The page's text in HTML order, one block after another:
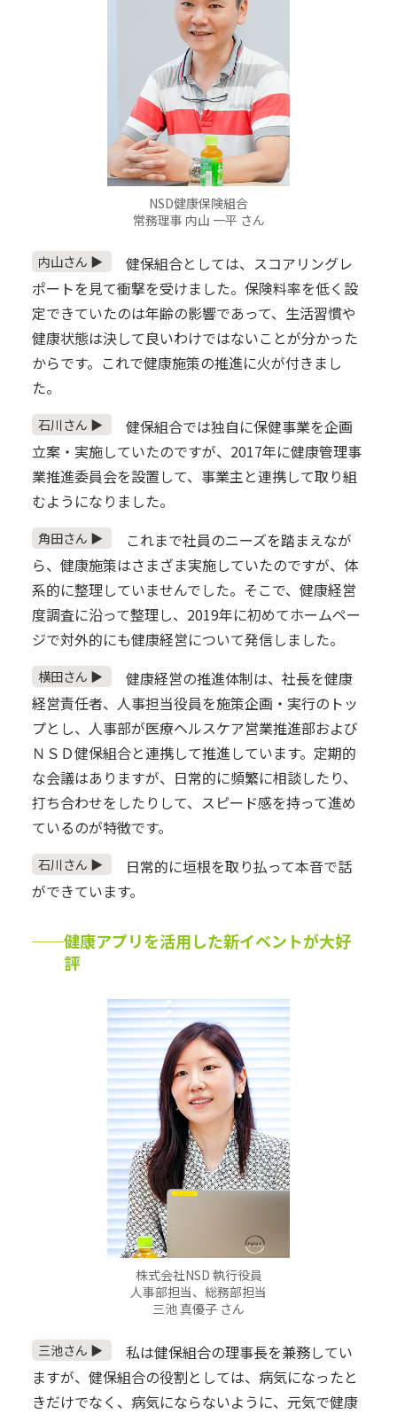
NSD健康保険組合
常務理事 内山 一平 さん
内山さん ▶
健保組合としては、スコアリングレ
ポートを見て衝撃を受けました。保険料率を低く設
定できていたのは年齢の影響であって、生活習慣や
健康状態は決して良いわけではないことが分かった
からです。これで健康施策の推進に火が付きまし
た。
石川さん ▶
健保組合では独自に保健事業を企画
立案・実施していたのですが、2017年に健康管理事
業推進委員会を設置して、事業主と連携して取り組
むようになりました。
角田さん ▶
これまで社員のニーズを踏まえなが
ら、健康施策はさまざま実施していたのですが、体
系的に整理していませんでした。そこで、健康経営
度調査に沿って整理し、2019年に初めてホームペー
ジで対外的にも健康経営について発信しました。
横田さん ▶
健康経営の推進体制は、社長を健康
経営責任者、人事担当役員を施策企画・実行のトッ
プとし、人事部が医療ヘルスケア営業推進部および
ＮＳＤ健保組合と連携して推進しています。定期的
な会議はありますが、日常的に頻繁に相談したり、
打ち合わせをしたりして、スピード感を持って進め
ているのが特徴です。
石川さん ▶
日常的に垣根を取り払って本音で話
ができています。
──健康アプリを活用した新イベントが大好
評
株式会社NSD 執行役員
人事部担当、総務部担当
三池 真優子 さん
三池さん ▶
私は健保組合の理事長を兼務してい
ますが、健保組合の役割としては、病気になったと
きだけでなく、病気にならないように、元気で健康